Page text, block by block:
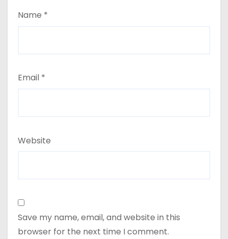
Name *
Email *
Website
Save my name, email, and website in this
browser for the next time I comment.